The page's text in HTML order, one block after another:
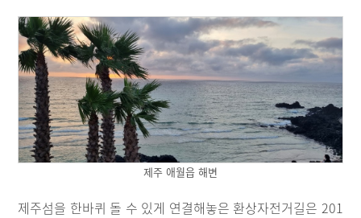
제주 애월읍 해변
제주섬을 한바퀴 돌 수 있게 연결해놓은 환상자전거길은 201